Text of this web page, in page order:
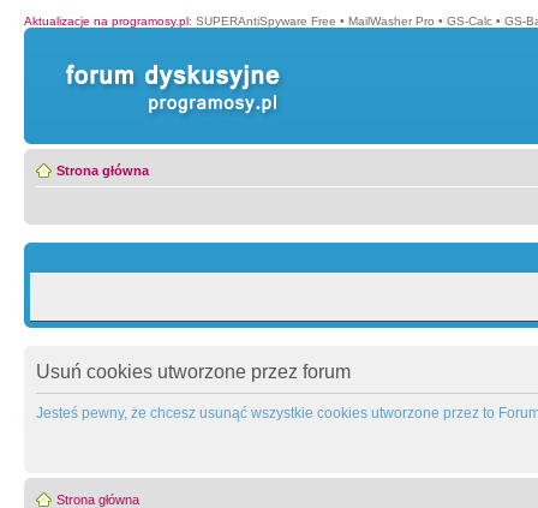
Aktualizacje na programosy.pl: SUPERAntiSpyware Free • MailWasher Pro • GS-Calc • GS-
Strona główna
Usuń cookies utworzone przez forum
Jesteś pewny, że chcesz usunąć wszystkie cookies utworzone przez to
Strona główna